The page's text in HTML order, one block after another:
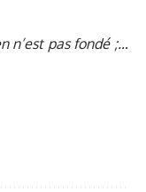
n’est pas fondé ;…